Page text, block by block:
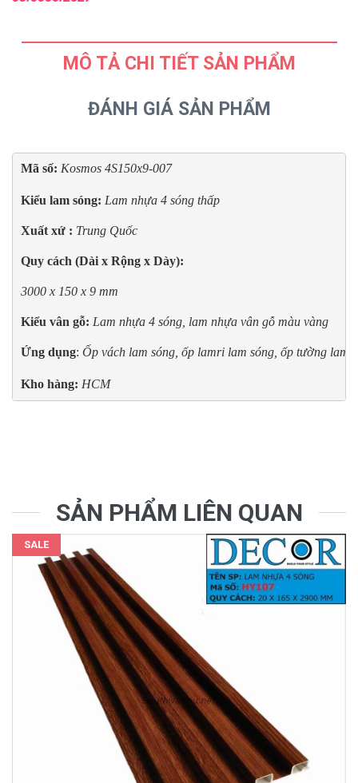
MÔ TẢ CHI TIẾT SẢN PHẨM
ĐÁNH GIÁ SẢN PHẨM
Mã số: Kosmos 4S150x9-007
Kiểu lam sóng: Lam nhựa 4 sóng thấp
Xuất xứ : Trung Quốc
Quy cách (Dài x Rộng x Dày):
3000 x 150 x 9 mm
Kiểu vân gỗ: Lam nhựa 4 sóng, lam nhựa vân gỗ màu vàng
Ứng dụng: Ốp vách lam sóng, ốp lamri lam sóng, ốp tường lam
Kho hàng: HCM
SẢN PHẨM LIÊN QUAN
SALE